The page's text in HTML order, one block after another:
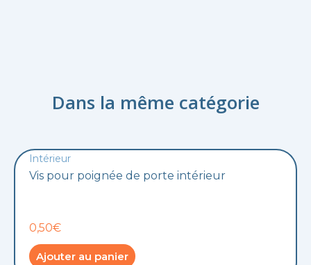
Dans la même catégorie
Intérieur
Vis pour poignée de porte intérieur
0,50€
Ajouter au panier